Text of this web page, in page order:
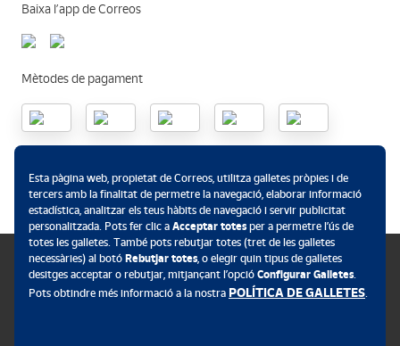
Baixa l’app de Correos
Mètodes de pagament
Esta pàgina web, propietat de Correos, utilitza galletes pròpies i de
tercers amb la finalitat de permetre la navegació, elaborar informació
estadística, analitzar els teus hàbits de navegació i servir publicitat
personalitzada. Pots fer clic a Acceptar totesper a permetre l’ús de
totes les galletes. També pots rebutjar totes (tret de les galletes
necessàries) al botó Rebutjar totes, o elegir quin tipus de galletes
desitges acceptar o rebutjar, mitjançant l’opció Configurar Galletes.
Pots obtindre més informació a la nostra POLÍTICA DE GALLETES.